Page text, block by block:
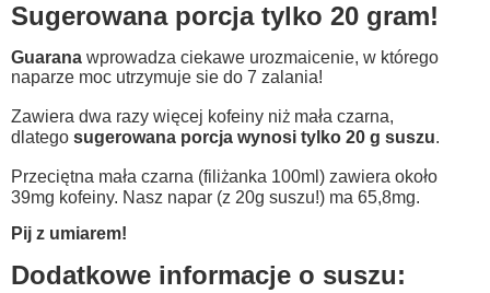
Sugerowana porcja tylko 20 gram!
Guarana wprowadza ciekawe urozmaicenie, w którego
naparze moc utrzymuje sie do 7 zalania!
Zawiera dwa razy więcej kofeiny niż mała czarna,
dlatego sugerowana porcja wynosi tylko 20 g suszu.
Przeciętna mała czarna (filiżanka 100ml) zawiera około
39mg kofeiny. Nasz napar (z 20g suszu!) ma 65,8mg.
Pij z umiarem!
Dodatkowe informacje o suszu: